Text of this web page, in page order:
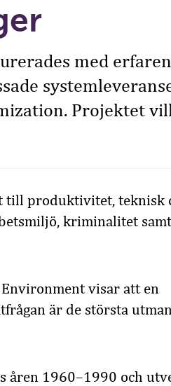
med
Projektet
till produktivitet, teknisk
kriminalitet samt
visar att en
är de största
åren 1960–1990 och